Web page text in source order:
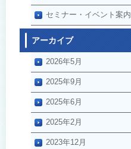
セミナー・イベント案内
アーカイブ
2026年5月
2025年9月
2025年6月
2025年2月
2023年12月